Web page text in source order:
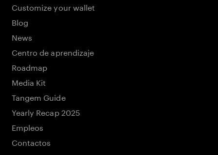
Customize your wallet
Blog
News
Centro de aprendizaje
Roadmap
Media Kit
Tangem Guide
Yearly Recap 2025
Empleos
Contactos